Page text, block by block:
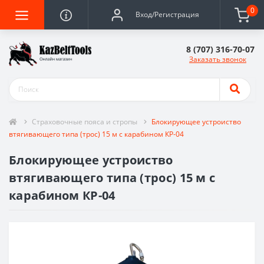
Вход/Регистрация 0
8 (707) 316-70-07
Заказать звонок
Страховочные пояса и стропы
Блокирующее устроиство
втягивающего типа (трос) 15 м с карабином КР-04
Блокирующее устроиство
втягивающего типа (трос) 15 м с
карабином КР-04